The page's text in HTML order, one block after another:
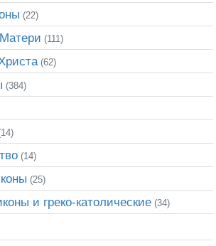
(22)
(111)
(62)
(384)
(14)
(25)
и греко-католические(34)